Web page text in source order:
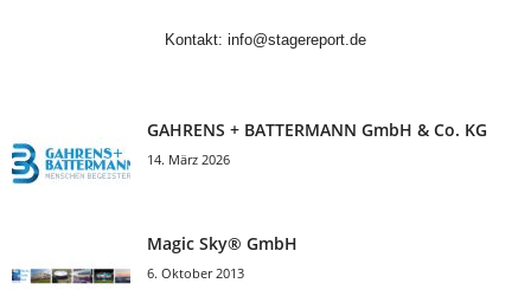
Kontakt: info@stagereport.de
GAHRENS + BATTERMANN GmbH & Co. KG
14. März 2026
Magic Sky® GmbH
6. Oktober 2013